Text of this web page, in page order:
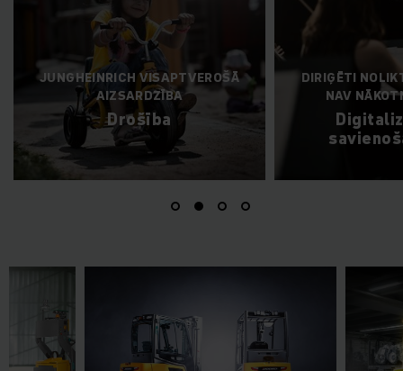
DIRIĢĒTI NOLIKTAVAS PROCESI
NAV NĀKOTNES SAPNIS
Digitalizācija un
savienošana tīklā